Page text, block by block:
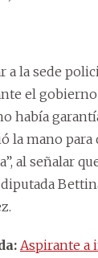
a la sede
el
había
la mano para
al señalar
Aspirante a